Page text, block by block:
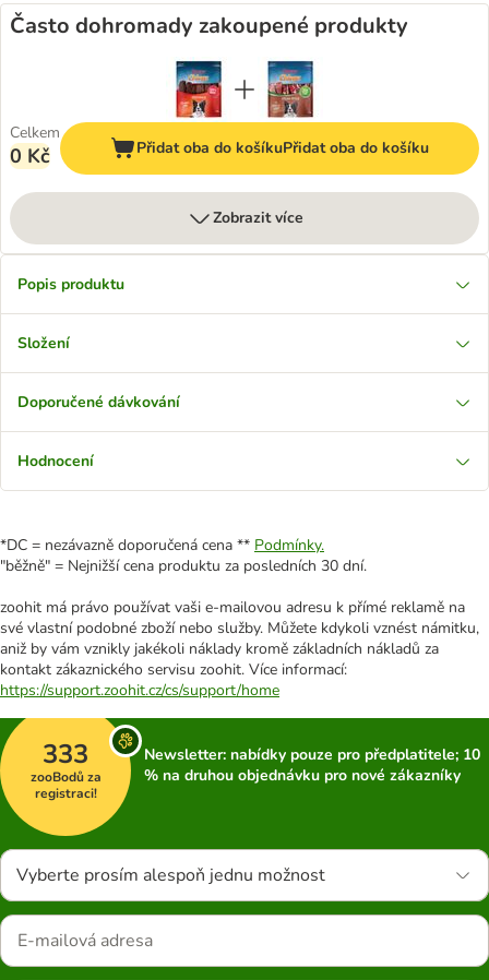
Často dohromady zakoupené produkty
Celkem
0 Kč Přidat oba do košíkuPřidat oba do košíku
Zobrazit více
Popis produktu
Složení
Doporučené dávkování
Hodnocení
*DC = nezávazně doporučená cena ** Podmínky.
"běžně" = Nejnižší cena produktu za posledních 30 dní.
zoohit má právo používat vaši e-mailovou adresu k přímé reklamě na
své vlastní podobné zboží nebo služby. Můžete kdykoli vznést námitku,
aniž by vám vznikly jakékoli náklady kromě základních nákladů za
kontakt zákaznického servisu zoohit. Více informací:
https://support.zoohit.cz/cs/support/home
333
zooBodů za
registraci!
Newsletter: nabídky pouze pro předplatitele; 10
% na druhou objednávku pro nové zákazníky
Vyberte prosím alespoň jednu možnost